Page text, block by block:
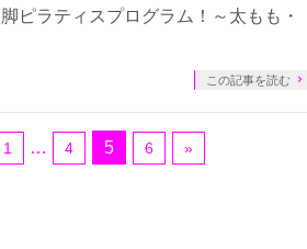
ピラティスプログラム！～太もも・
この記事を読む
1 … 4 5 6 »